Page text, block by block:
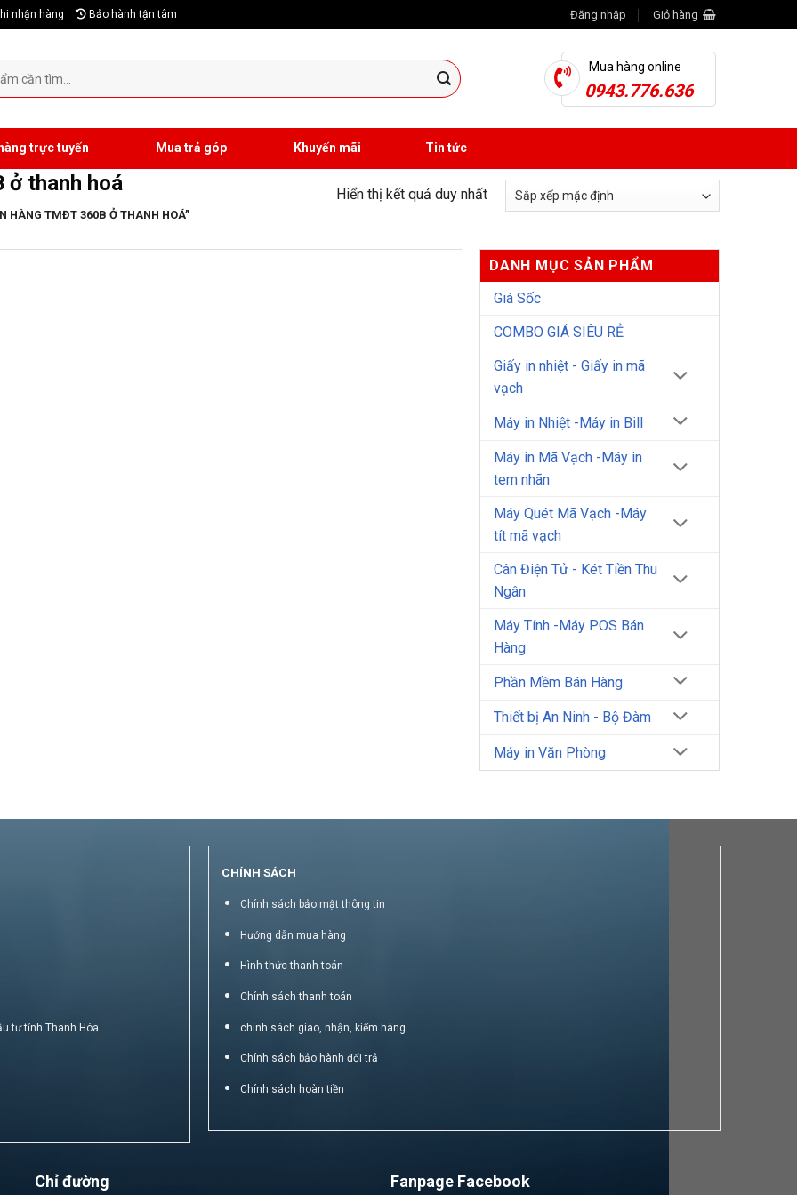
nhận hàng Bảo hành tận tâm Đăng nhập Giỏ hàng
Mua hàng online
0943.776.636
trực tuyến Mua trả góp Khuyến mãi Tin tức
ở thanh hoá
HÀNG TMĐT 360B Ở THANH HOÁ”
Hiển thị kết quả duy nhất
DANH MỤC SẢN PHẨM
Giá Sốc
COMBO GIÁ SIÊU RẺ
Giấy in nhiệt - Giấy in mã
vạch
Máy in Nhiệt -Máy in Bill
Máy in Mã Vạch -Máy in
tem nhãn
Máy Quét Mã Vạch -Máy
tít mã vạch
Cân Điện Tử - Két Tiền Thu
Ngân
Máy Tính -Máy POS Bán
Hàng
Phần Mềm Bán Hàng
Thiết bị An Ninh - Bộ Đàm
Máy in Văn Phòng
tư tỉnh Thanh Hóa
CHÍNH SÁCH
Chính sách bảo mật thông tin
Hướng dẫn mua hàng
Hình thức thanh toán
Chính sách thanh toán
chính sách giao, nhận, kiểm hàng
Chính sách bảo hành đổi trả
Chính sách hoàn tiền
Chỉ đường Fanpage Facebook